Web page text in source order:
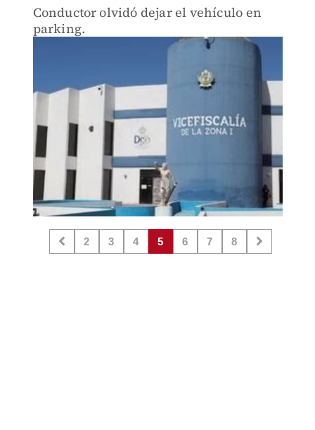
Conductor olvidó dejar el vehículo en
parking.
2 3 4 5 6 7 8